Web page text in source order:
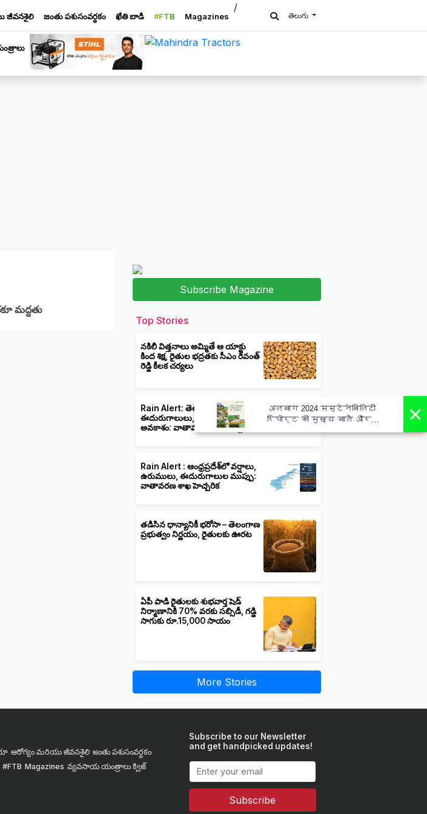
జీవనశైలి జంతు పశుసంవర్ధకం ఖేతి బాడి #FTB Magazines
/a>
తెలుగు
మద్దతు
Subscribe Magazine
Top Stories
నకిలీ విత్తనాలు అమ్మితే ఆ యాక్టు
కింద శిక్ష, రైతుల భద్రతకు సీఎం రేవంత్
రెడ్డి కీలక చర్యలు
Rain Alert: తెలంగాణలో వర్షాలు,
ఈదురుగాలులు, తుఫాన్లు వచ్చే
అవకాశం: వాతావరణ శాఖ హెచ్చరిక
Rain Alert : ఆంధ్రప్రదేశ్‌లో వర్షాలు,
ఉరుములు, ఈదురుగాలుల ముప్పు:
వాతావరణ శాఖ హెచ్చరిక
తడిసిన ధాన్యానికీ భరోసా – తెలంగాణ
ప్రభుత్వం నిర్ణయం, రైతులకు ఊరట
ఏపీ పాడి రైతులకు శుభవార్త షెడ్
నిర్మాణానికి 70% వరకు సబ్సిడీ, గడ్డి
సాగుకు రూ.15,000 సాయం
More Stories
ఆరోగ్యం మరియు జీవనశైలి జంతు పశుసంవర్ధకం
#FTB Magazines వ్యవసాయ యంత్రాలుక్విజ్
Subscribe to our Newsletter
and get handpicked updates!
Subscribe
×
अलबाग 2024 सस्टेनेबिलिटी
रिपोर्ट की मुख्य बातें और